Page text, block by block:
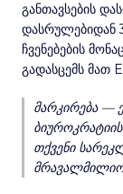
განთავსების
დასრულებიდან
ჩვენებების
გადასცემს მათ
მარკირება —
თქვენი